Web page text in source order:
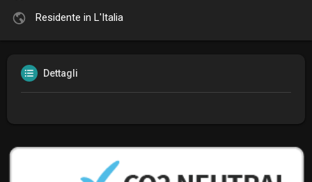
Residente in L'Italia
Dettagli